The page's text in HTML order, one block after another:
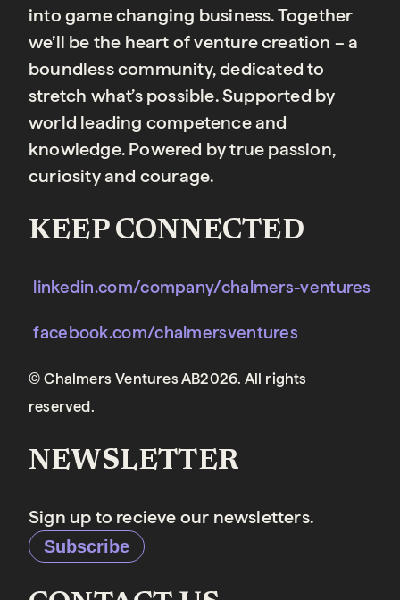
into game changing business. Together
we’ll be the heart of venture creation – a
boundless community, dedicated to
stretch what’s possible. Supported by
world leading competence and
knowledge. Powered by true passion,
curiosity and courage.
KEEP CONNECTED
linkedin.com/company/chalmers-ventures
facebook.com/chalmersventures
© Chalmers Ventures AB2026. All rights
reserved.
NEWSLETTER
Sign up to recieve our newsletters.
Subscribe